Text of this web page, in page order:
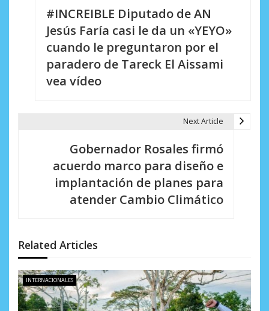
e
n
t
#INCREIBLE Diputado de AN
Jesús Faría casi le da un «YEYO»
cuando le preguntaron por el
paradero de Tareck El Aissami
vea vídeo
Next Article
Gobernador Rosales firmó
acuerdo marco para diseño e
implantación de planes para
atender Cambio Climático
Related Articles
INTERNACIONALES